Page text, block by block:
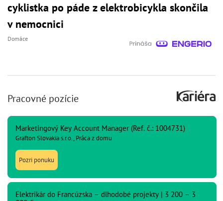
cyklistka po páde z elektrobicykla skončila
v nemocnici
Domáce
Pracovné pozície
Marketingový Key Account Manager (Ref. č.: 1004731)
Grafton Slovakia s.r.o., Práca z domu
Pozri ponuku
Elektrikár do Francúzska – dlhodobé projekty | 3 200 – 3